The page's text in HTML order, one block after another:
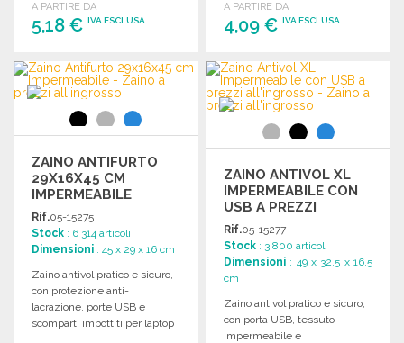
A PARTIRE DA
5,18 € IVA ESCLUSA
ORDINARE
Richiedi un preventivo
regolabili.
A PARTIRE DA
4,09 €IVA ESCLUSA
ORDINARE
Richiedi un preventivo
ZAINO ANTIFURTO
29X16X45 CM
IMPERMEABILE
Rif.05-15275
Stock : 6 314 articoli
Dimensioni : 45 x 29 x 16 cm
Zaino antivol pratico e sicuro,
con protezione anti-
lacrazione, porte USB e
scomparti imbottiti per laptop
ZAINO ANTIVOL XL
IMPERMEABILE CON
USB A PREZZI
ALL'INGROSSO
Rif.05-15277
Stock : 3 800 articoli
Dimensioni : 49 x 32.5 x 16.5
cm
Zaino antivol pratico e sicuro,
con porta USB, tessuto
impermeabile e